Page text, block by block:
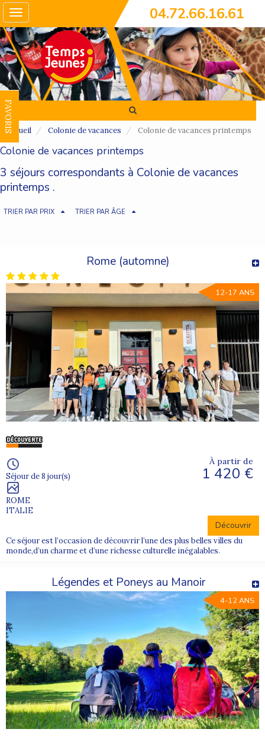
Toggle
navigation
04.72.66.16.61
FAVORIS
Accueil Colonie de vacances Colonie de vacances printemps
Colonie de vacances printemps
3 séjours correspondants à Colonie de vacances
printemps .
TRIER PAR PRIX TRIER PAR ÂGE
Rome (automne)
12-17 ANS
Séjour de 8 jour(s)
ROME
ITALIE
À partir de
1 420 €
Découvrir
Ce séjour est l’occasion de découvrir l’une des plus belles villes du
monde,d’un charme et d’une richesse culturelle inégalables.
Légendes et Poneys au Manoir
4-12 ANS